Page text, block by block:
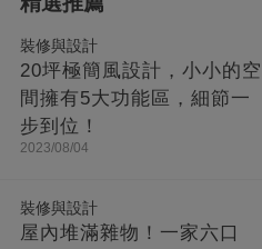
裝修與設計
20坪極簡風設計，小小的空
間擁有5大功能區，細節一
步到位！
2023/08/04
裝修與設計
屋內堆滿雜物！一家六口